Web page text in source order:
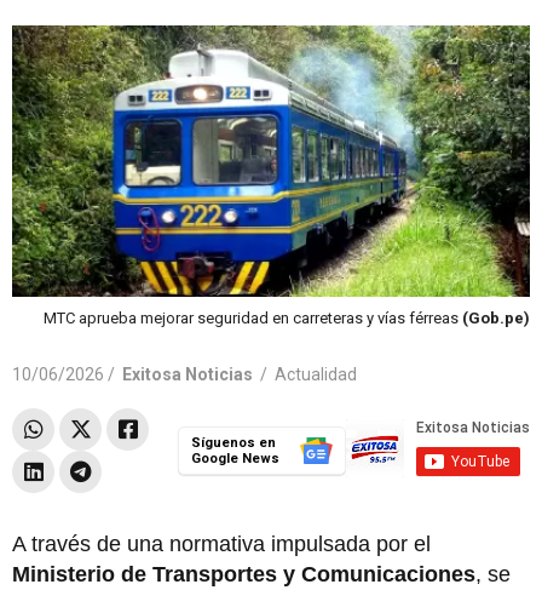
MTC aprueba mejorar seguridad en carreteras y vías férreas (Gob.pe)
10/06/2026 / Exitosa Noticias / Actualidad
Síguenos en
Google News
A través de una normativa impulsada por el
Ministerio de Transportes y Comunicaciones, se